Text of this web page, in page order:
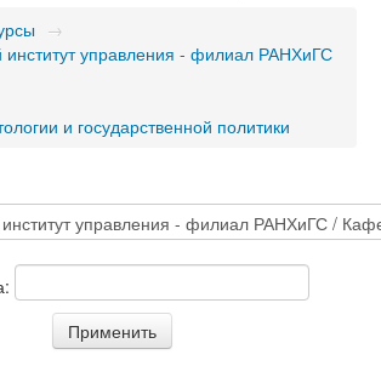
→
институт управления - филиал РАНХиГС
и государственной политики